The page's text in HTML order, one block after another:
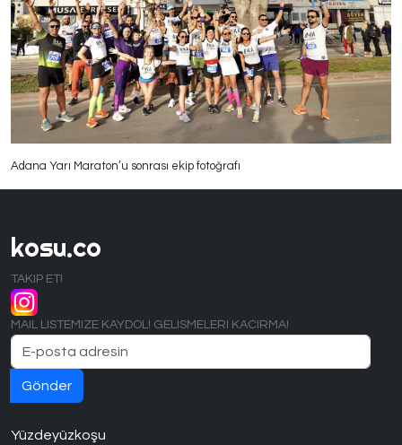
Adana Yarı Maraton’u sonrası ekip fotoğrafı
kosu.co
TAKIP ET!
MAIL LISTEMIZE KAYDOL! GELISMELERI KACIRMA!
Yüzdeyüzkoşu